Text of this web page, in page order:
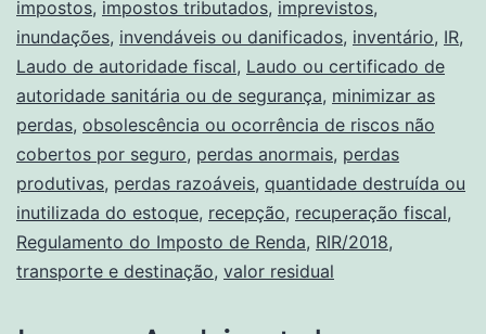
impostos, impostos tributados, imprevistos,
inundações, invendáveis ou danificados, inventário, IR,
Laudo de autoridade fiscal, Laudo ou certificado de
autoridade sanitária ou de segurança, minimizar as
perdas, obsolescência ou ocorrência de riscos não
cobertos por seguro, perdas anormais, perdas
produtivas, perdas razoáveis, quantidade destruída ou
inutilizada do estoque, recepção, recuperação fiscal,
Regulamento do Imposto de Renda, RIR/2018,
transporte e destinação, valor residual